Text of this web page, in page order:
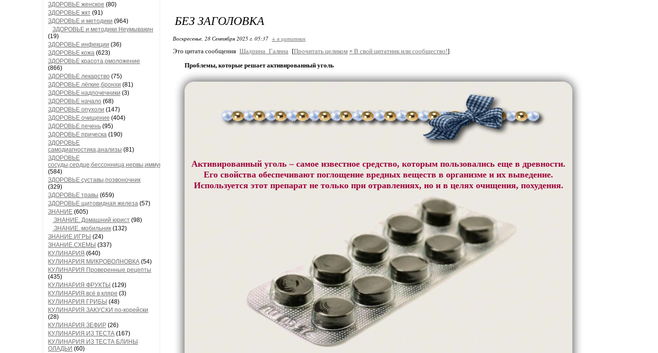
ЗДОРОВЬЕ женское (80)
ЗДОРОВЬЕ жкт (91)
ЗДОРОВЬЕ и методики (964)
ЗДОРОВЬЕ и методики Неумывакин
(19)
ЗДОРОВЬЕ инфекции (36)
ЗДОРОВЬЕ кожа (623)
ЗДОРОВЬЕ красота,омоложение
(866)
ЗДОРОВЬЕ лекарство (75)
ЗДОРОВЬЕ лёгкие,бронхи (81)
ЗДОРОВЬЕ надпочечники (3)
ЗДОРОВЬЕ начало (68)
ЗДОРОВЬЕ опухоли (147)
ЗДОРОВЬЕ очищение (404)
ЗДОРОВЬЕ печень (95)
ЗДОРОВЬЕ прическа (190)
ЗДОРОВЬЕ
самодиагностика,анализы (81)
ЗДОРОВЬЕ
сосуды,сердце,бессонница,нервы,иммунитет
(584)
ЗДОРОВЬЕ суставы,позвоночник
(329)
ЗДОРОВЬЕ травы (659)
ЗДОРОВЬЕ щитовидная железа (57)
ЗНАНИЕ (605)
ЗНАНИЕ. Домашний юрист (98)
ЗНАНИЕ. мобильник (132)
ЗНАНИЕ.ИГРЫ (24)
ЗНАНИЕ.СХЕМЫ (337)
КУЛИНАРИЯ (640)
КУЛИНАРИЯ МИКРОВОЛНОВКА (54)
КУЛИНАРИЯ Проверенные рецепты
(435)
КУЛИНАРИЯ ФРУКТЫ (129)
КУЛИНАРИЯ всё в кляре (3)
КУЛИНАРИЯ ГРИБЫ (48)
КУЛИНАРИЯ ЗАКУСКИ по-корейски
(28)
КУЛИНАРИЯ ЗЕФИР (26)
КУЛИНАРИЯ ИЗ ТЕСТА (167)
КУЛИНАРИЯ ИЗ ТЕСТА БЛИНЫ
ОЛАДЬИ (60)
БЕЗ ЗАГОЛОВКА
Воскресенье, 28 Сентября 2025 г. 05:37 + в цитатник
Это цитата сообщения Шадрина_Галина [Прочитать целиком + В свой цитатник или сообщество!]
Проблемы, которые решает активированный уголь
Активированный уголь – самое известное средство, которым пользовались еще в древности.
Его свойства обеспечивают поглощение вредных веществ в организме и их выведение.
Используется этот препарат не только при отравлениях, но и в целях очищения, похудения.